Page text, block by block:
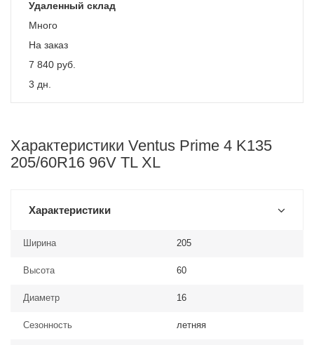
Удаленный склад
Много
На заказ
7 840 руб.
3 дн.
Характеристики Ventus Prime 4 K135
205/60R16 96V TL XL
Характеристики
Ширина 205
Высота 60
Диаметр 16
Сезонность летняя